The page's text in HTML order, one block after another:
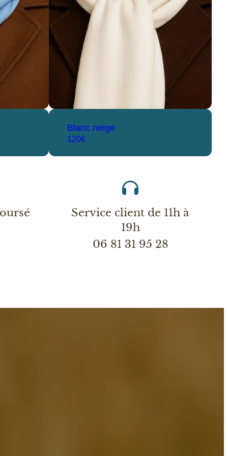
Blanc neige
120€
Service client de 11h à
19h
06 81 31 95 28